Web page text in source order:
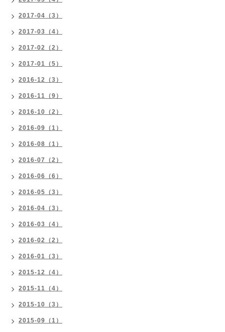
2017-04（3）
2017-03（4）
2017-02（2）
2017-01（5）
2016-12（3）
2016-11（9）
2016-10（2）
2016-09（1）
2016-08（1）
2016-07（2）
2016-06（6）
2016-05（3）
2016-04（3）
2016-03（4）
2016-02（2）
2016-01（3）
2015-12（4）
2015-11（4）
2015-10（3）
2015-09（1）